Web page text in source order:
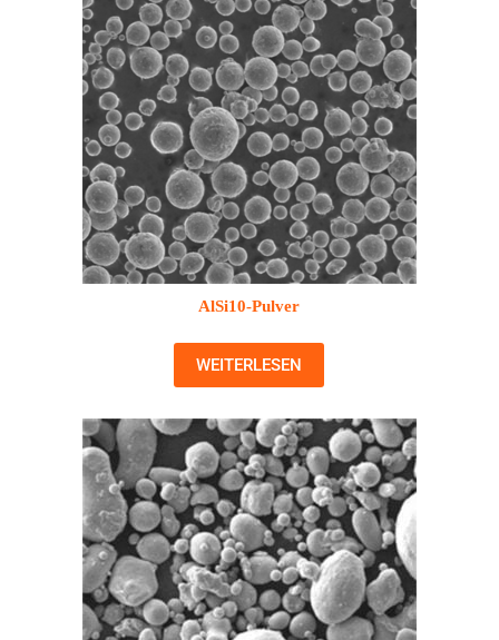
AlSi10-Pulver
WEITERLESEN